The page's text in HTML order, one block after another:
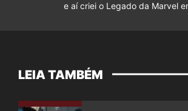
e aí criei o Legado da Marvel
LEIA TAMBÉM